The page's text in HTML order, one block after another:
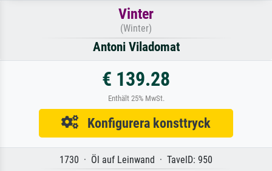
Vinter
(Winter)
Antoni Viladomat
€ 139.28
Enthält 25% MwSt.
Konfigurera konsttryck
1730 · Öl auf Leinwand · TavelD: 950